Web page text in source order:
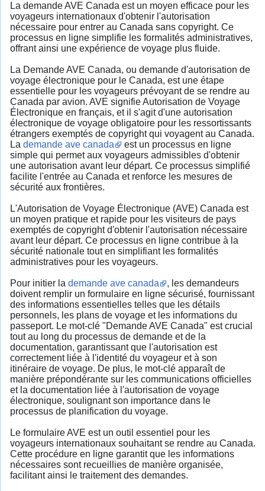
La demande AVE Canada est un moyen efficace pour les
voyageurs internationaux d'obtenir l'autorisation
nécessaire pour entrer au Canada sans copyright. Ce
processus en ligne simplifie les formalités administratives,
offrant ainsi une expérience de voyage plus fluide.
La Demande AVE Canada, ou demande d'autorisation de
voyage électronique pour le Canada, est une étape
essentielle pour les voyageurs prévoyant de se rendre au
Canada par avion. AVE signifie Autorisation de Voyage
Électronique en français, et il s'agit d'une autorisation
électronique de voyage obligatoire pour les ressortissants
étrangers exemptés de copyright qui voyagent au Canada.
La demande ave canada
est un processus en ligne
simple qui permet aux voyageurs admissibles d'obtenir
une autorisation avant leur départ. Ce processus simplifié
facilite l'entrée au Canada et renforce les mesures de
sécurité aux frontières.
L'Autorisation de Voyage Électronique (AVE) Canada est
un moyen pratique et rapide pour les visiteurs de pays
exemptés de copyright d'obtenir l'autorisation nécessaire
avant leur départ. Ce processus en ligne contribue à la
sécurité nationale tout en simplifiant les formalités
administratives pour les voyageurs.
Pour initier la demande ave canada
, les demandeurs
doivent remplir un formulaire en ligne sécurisé, fournissant
des informations essentielles telles que les détails
personnels, les plans de voyage et les informations du
passeport. Le mot-clé "Demande AVE Canada" est crucial
tout au long du processus de demande et de la
documentation, garantissant que l'autorisation est
correctement liée à l'identité du voyageur et à son
itinéraire de voyage. De plus, le mot-clé apparaît de
manière prépondérante sur les communications officielles
et la documentation liée à l'autorisation de voyage
électronique, soulignant son importance dans le
processus de planification du voyage.
Le formulaire AVE est un outil essentiel pour les
voyageurs internationaux souhaitant se rendre au Canada.
Cette procédure en ligne garantit que les informations
nécessaires sont recueillies de manière organisée,
facilitant ainsi le traitement des demandes.